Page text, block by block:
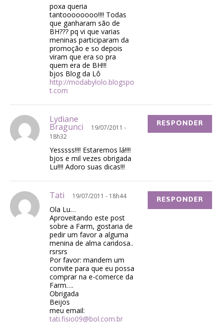
poxa queria
tantoooooooo!!!! Todas
que ganharam são de
BH??? pq vi que varias
meninas participaram da
promoção e so depois
viram que era so pra
quem era de BH!!!
bjos Blog da Lô
http://modabylolo.blogspo
t.com
Lydiane
Bragunci
19/07/2011 -
18h32
Yesssss!!!! Estaremos lá!!!!
bjos e mil vezes obrigada
Lu!!!! Adoro suas dicas!!!
RESPONDER
Tati 19/07/2011 - 18h44
Ola Lu…
Aproveitando este post
sobre a Farm, gostaria de
pedir um favor a alguma
menina de alma caridosa..
rsrsrs
Por favor: mandem um
convite para que eu possa
comprar na e-comerce da
Farm….
Obrigada
Beijos
meu email:
tati.fisio09@bol.com.br
RESPONDER